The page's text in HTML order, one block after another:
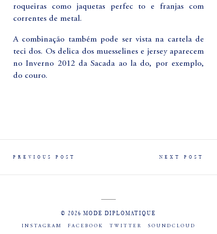
roqueiras como jaquetas perfec to e franjas com
correntes de metal.
A combinação também pode ser vista na cartela de
teci dos. Os delica dos muesselines e jersey aparecem
no Inverno 2012 da Sacada ao la do, por exemplo,
do couro.
PREVIOUS POST NEXT POST
© 2026 MODE DIPLOMATIQUE
INSTAGRAM FACEBOOK TWITTER SOUNDCLOUD